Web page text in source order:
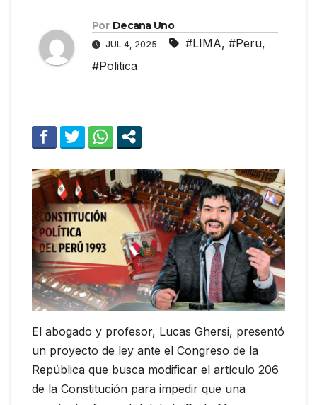
Por Decana Uno
JUL 4, 2025 #LIMA, #Peru,
#Politica
El abogado y profesor, Lucas Ghersi, presentó
un proyecto de ley ante el Congreso de la
República que busca modificar el artículo 206
de la Constitución para impedir que una